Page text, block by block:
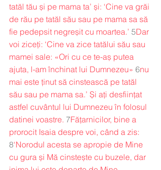
tatăl tău și pe mama ta’ și: ‘Cine va grăi
de rău pe tatăl său sau pe mama sa să
fie pedepsit negreșit cu moartea.’ 5Dar
voi ziceți: ‘Cine va zice tatălui său sau
mamei sale: «Ori cu ce te-aș putea
ajuta, l-am închinat lui Dumnezeu» 6nu
mai este ținut să cinstească pe tatăl
său sau pe mama sa.’ Și ați desființat
astfel cuvântul lui Dumnezeu în folosul
datinei voastre. 7Fățarnicilor, bine a
prorocit Isaia despre voi, când a zis:
8‘Norodul acesta se apropie de Mine
cu gura și Mă cinstește cu buzele, dar